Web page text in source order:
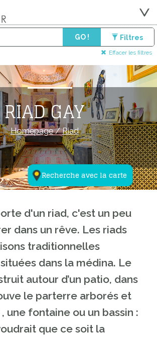
GO ! Filtres
Effacer les filtres
Recherche avec la carte
RIAD GAY
Homepage/Riad
d'un riad, c'est un peu
dans un rêve. Les riads
traditionnelles
dans la médina. Le
autour d’un patio, dans
le parterre arborés et
une fontaine ou un bassin :
que ce soit la